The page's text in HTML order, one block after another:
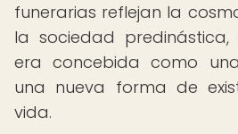
funerarias reflejan la
la sociedad
era concebida como
una nueva forma de
vida.